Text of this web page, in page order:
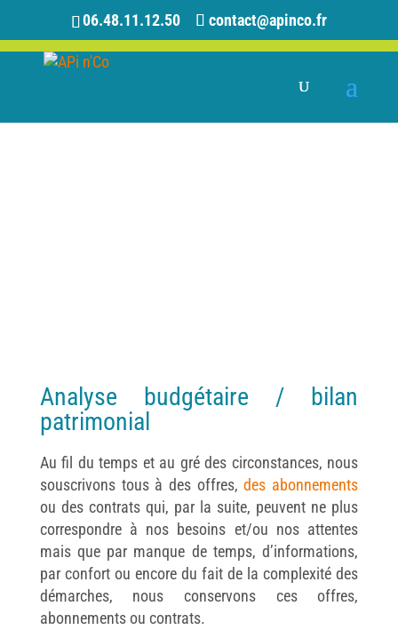
06.48.11.12.50 contact@apinco.fr
Analyse budgétaire / bilan
patrimonial
Au fil du temps et au gré des circonstances, nous
souscrivons tous à des offres,des abonnements
ou des contrats qui, par la suite, peuvent ne plus
correspondre à nos besoins et/ou nos attentes
mais que par manque de temps, d’informations,
par confort ou encore du fait de la complexité des
démarches, nous conservons ces offres,
abonnements ou contrats.